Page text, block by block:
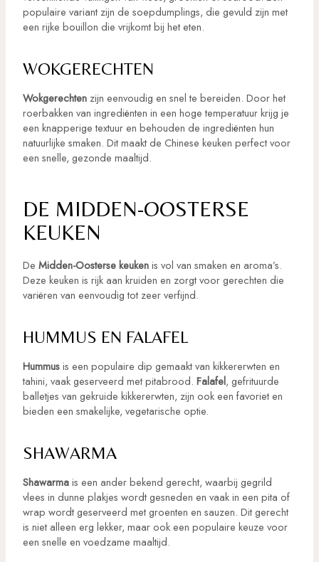
populaire variant zijn de soepdumplings, die gevuld zijn met
een rijke bouillon die vrijkomt bij het eten.
WOKGERECHTEN
Wokgerechtenzijn eenvoudig en snel te bereiden. Door het
roerbakken van ingrediënten in een hoge temperatuur krijg je
een knapperige textuur en behouden de ingrediënten hun
natuurlijke smaken. Dit maakt de Chinese keuken perfect voor
een snelle, gezonde maaltijd.
DE MIDDEN-OOSTERSE
KEUKEN
De Midden-Oosterse keukenis vol van smaken en aroma’s.
Deze keuken is rijk aan kruiden en zorgt voor gerechten die
variëren van eenvoudig tot zeer verfijnd.
HUMMUS EN FALAFEL
Hummusis een populaire dip gemaakt van kikkererwten en
tahini, vaak geserveerd met pitabrood. Falafel, gefrituurde
balletjes van gekruide kikkererwten, zijn ook een favoriet en
bieden een smakelijke, vegetarische optie.
SHAWARMA
Shawarmais een ander bekend gerecht, waarbij gegrild
vlees in dunne plakjes wordt gesneden en vaak in een pita of
wrap wordt geserveerd met groenten en sauzen. Dit gerecht
is niet alleen erg lekker, maar ook een populaire keuze voor
een snelle en voedzame maaltijd.